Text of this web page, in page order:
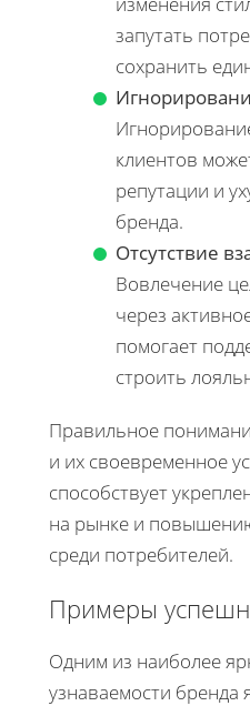
запутать
сохранить
клиентов
репутации и
бренда.
Отсутствие
Вовлечение
через
помогает
строить
Правильное
и их своевременное
способствует
на рынке и
среди потребителей.
Примеры
Одним из наиболее
узнаваемости бренда